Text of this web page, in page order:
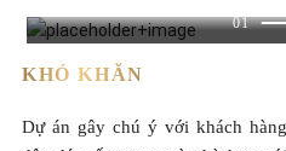
01
KHÓ KHĂN
Dự án gây chú ý với khách